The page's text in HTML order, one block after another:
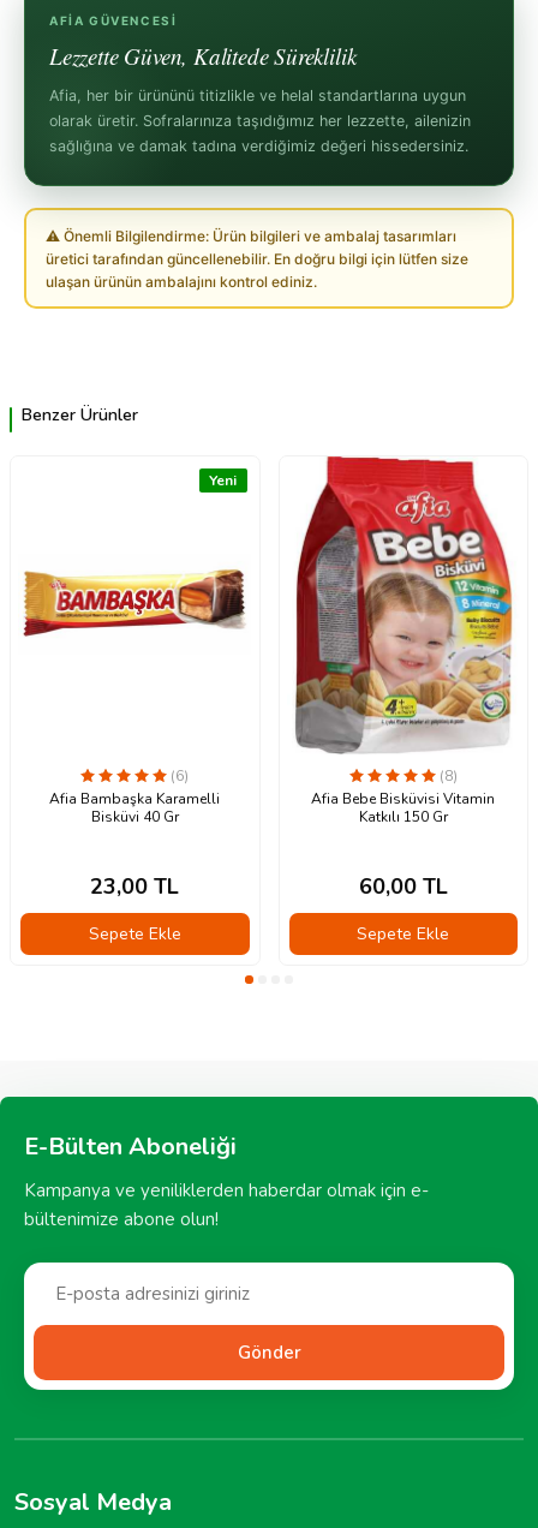
AFIA GÜVENCESI
Lezzette Güven, Kalitede Süreklilik
Afia, her bir ürününü titizlikle ve helal standartlarına uygun
olarak üretir. Sofralarınıza taşıdığımız her lezzette, ailenizin
sağlığına ve damak tadına verdiğimiz değeri hissedersiniz.
⚠ Önemli Bilgilendirme: Ürün bilgileri ve ambalaj tasarımları
üretici tarafından güncellenebilir. En doğru bilgi için lütfen size
ulaşan ürünün ambalajını kontrol ediniz.
Benzer Ürünler
Yeni
(6)
Afia Bambaşka Karamelli
Bisküvi 40 Gr
23,00 TL
Sepete Ekle
(8)
Afia Bebe Bisküvisi Vitamin
Katkılı 150 Gr
60,00TL
Sepete Ekle
E-Bülten Aboneliği
Kampanya ve yeniliklerden haberdar olmak için e-
bültenimize abone olun!
Gönder
Sosyal Medya